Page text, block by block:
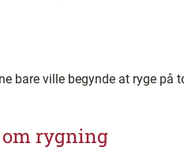
bare ville begynde at ryge på
om rygning